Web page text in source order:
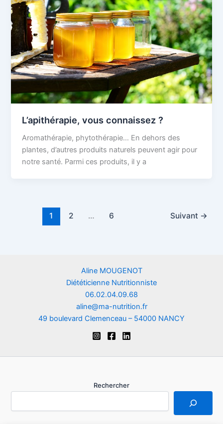
L’apithérapie, vous connaissez ?
Aromathérapie, phytothérapie… En dehors des
plantes, d’autres produits naturels peuvent agir pour
notre santé. Parmi ces produits, il y a
1 2 … 6 Suivant →
Aline MOUGENOT
Diététicienne Nutritionniste
06.02.04.09.68
aline@ma-nutrition.fr
49 boulevard Clemenceau – 54000 NANCY
Rechercher